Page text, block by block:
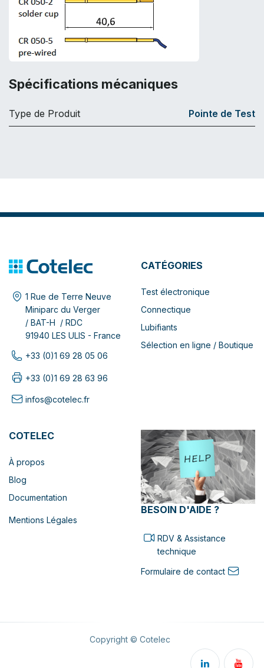
Spécifications mécaniques
Type de Produit Pointe de Test
1 Rue de Terre Neuve
Miniparc du Verger
/ BAT-H / RDC
91940 LES ULIS - France
+33 (0)1 69 28 05 06
+33 (0)1 69 28 63 96
infos@cotelec.fr
CATÉGORIES
Test électronique
Connectique
Lubifiants
Sélection en ligne / Boutique
COTELEC
À propos
Blog
Documentation
Mentions Légales
BESOIN D'AIDE ?
RDV & Assistance
technique
Formulaire de contact
Copyright © Cotelec